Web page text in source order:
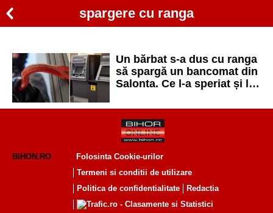
spargere cu ranga
Un bărbat s-a dus cu ranga
să spargă un bancomat din
Salonta. Ce l-a speriat și l-a
BIHON.RO
Folosinta Cookie-urilor
Termeni si conditii de utilizare
Politica de confidentialitate
Redactia